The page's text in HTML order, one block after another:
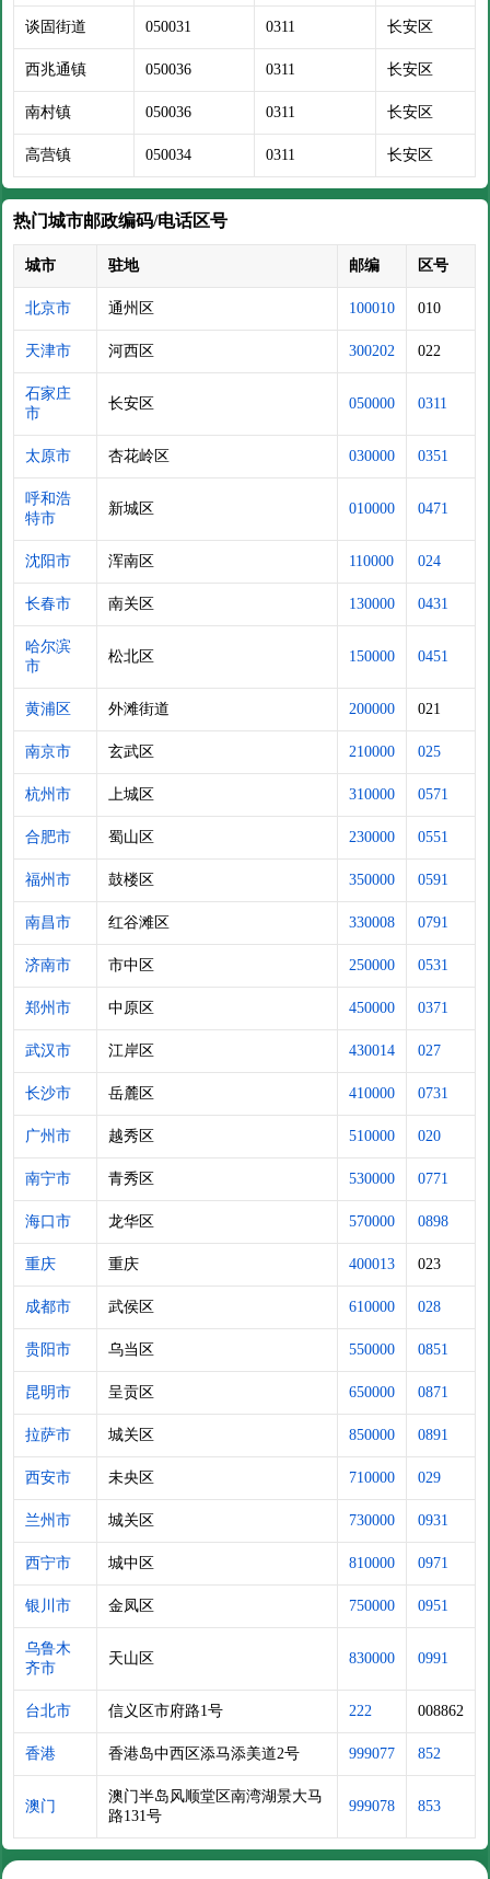
谈固街道 050031 0311 长安区
西兆通镇 050036 0311 长安区
南村镇 050036 0311 长安区
高营镇 050034 0311 长安区
热门城市邮政编码/电话区号
城市 驻地 邮编 区号
北京市 通州区 100010 010
天津市 河西区 300202 022
石家庄
市
长安区 050000 0311
太原市 杏花岭区 030000 0351
呼和浩
特市
新城区 010000 0471
沈阳市 浑南区 110000 024
长春市 南关区 130000 0431
哈尔滨
市
松北区 150000 0451
黄浦区 外滩街道 200000 021
南京市 玄武区 210000 025
杭州市 上城区 310000 0571
合肥市 蜀山区 230000 0551
福州市 鼓楼区 350000 0591
南昌市 红谷滩区 330008 0791
济南市 市中区 250000 0531
郑州市 中原区 450000 0371
武汉市 江岸区 430014 027
长沙市 岳麓区 410000 0731
广州市 越秀区 510000 020
南宁市 青秀区 530000 0771
海口市 龙华区 570000 0898
重庆 重庆 400013 023
成都市 武侯区 610000 028
贵阳市 乌当区 550000 0851
昆明市 呈贡区 650000 0871
拉萨市 城关区 850000 0891
西安市 未央区 710000 029
兰州市 城关区 730000 0931
西宁市 城中区 810000 0971
银川市 金凤区 750000 0951
乌鲁木
齐市
天山区 830000 0991
台北市 信义区市府路1号 222 008862
香港 香港岛中西区添马添美道2号 999077 852
澳门
澳门半岛风顺堂区南湾湖景大马
路131号
999078 853